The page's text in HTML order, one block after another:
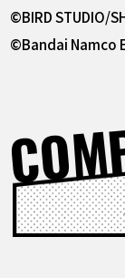
©BIRD STUDIO/
©Bandai Namco